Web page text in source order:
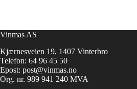
Vinmas AS
Kjærnesveien 19, 1407 Vinterbro
Telefon: 64 96 45 50
Epost: post@vinmas.no
Org. nr. 989 941 240 MVA